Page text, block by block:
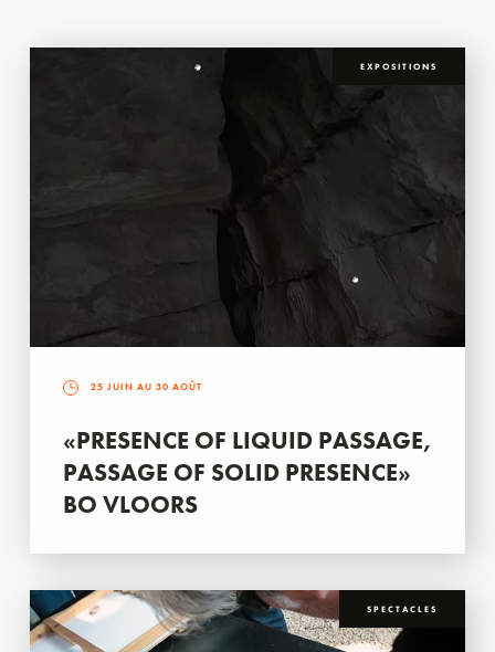
EXPOSITIONS
25 JUIN AU 30 AOÛT
«PRESENCE OF LIQUID PASSAGE,
PASSAGE OF SOLID PRESENCE»
BO VLOORS
SPECTACLES